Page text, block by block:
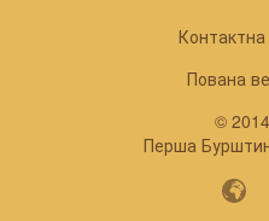
Контактна
Пована
©
Перша